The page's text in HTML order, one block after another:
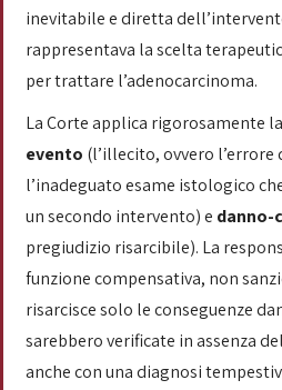
inevitabile e diretta
rappresentava la scelta
per trattare l’adenocarcinoma.
La Corte applica rigorosamente
evento (l’illecito, ovvero l’errore
l’inadeguato esame istologico
un secondo intervento) e danno-
pregiudizio risarcibile). La
funzione compensativa, non
risarcisce solo le conseguenze
sarebbero verificate in assenza
anche con una diagnosi